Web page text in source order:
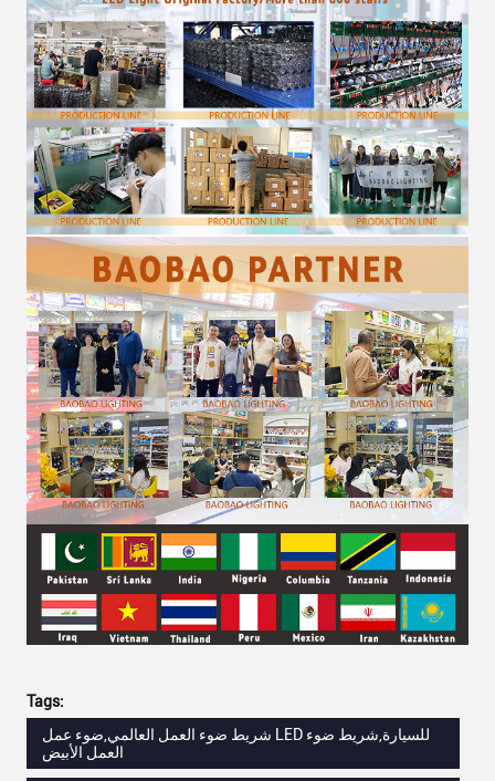
Tags:
شريط ضوء العمل العالمي,ضوء عمل LED للسيارة,شريط ضوء
العمل الأبيض